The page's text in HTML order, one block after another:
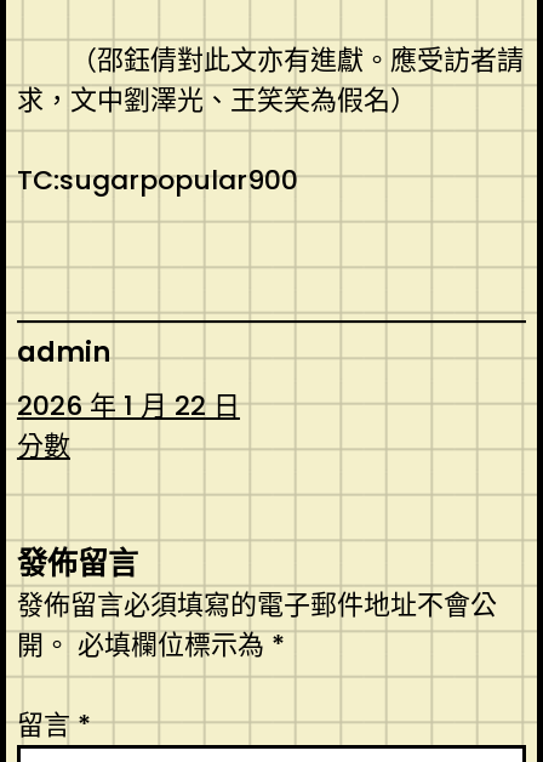
（邵鈺倩對此文亦有進獻。應受訪者請
求，文中劉澤光、王笑笑為假名）
TC:sugarpopular900
admin
2026 年 1 月 22 日
分數
發佈留言
發佈留言必須填寫的電子郵件地址不會公
開。必填欄位標示為*
留言*